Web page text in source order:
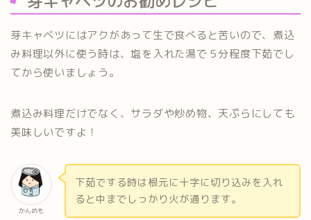
芽キャベツにはアクがあって生で食べると苦いので、煮込
み料理以外に使う時は、塩を入れた湯で５分程度下茹でし
てから使いましょう。
煮込み料理だけでなく、サラダや炒め物、天ぷらにしても
美味しいですよ！
かんめも
下茹でする時は根元に十字に切り込みを入れ
ると中までしっかり火が通ります。